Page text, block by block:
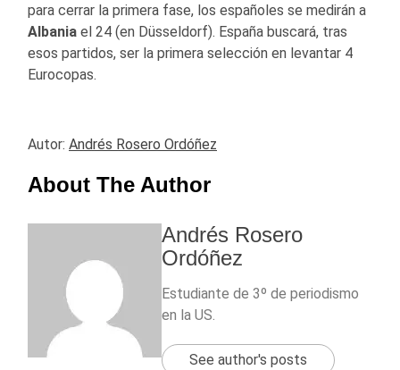
para cerrar la primera fase, los españoles se medirán a
Albania el 24 (en Düsseldorf). España buscará, tras
esos partidos, ser la primera selección en levantar 4
Eurocopas.
Autor: Andrés Rosero Ordóñez
About The Author
Andrés Rosero
Ordóñez
Estudiante de 3º de periodismo
en la US.
See author's posts